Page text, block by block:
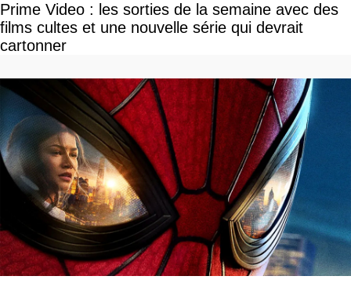
Prime Video : les sorties de la semaine avec des
films cultes et une nouvelle série qui devrait
cartonner